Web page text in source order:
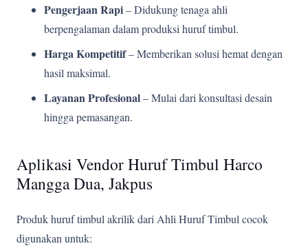
Pengerjaan Rapi– Didukung tenaga ahli
berpengalaman dalam produksi huruf timbul.
Harga Kompetitif– Memberikan solusi hemat dengan
hasil maksimal.
Layanan Profesional– Mulai dari konsultasi desain
hingga pemasangan.
Aplikasi Vendor Huruf Timbul Harco
Mangga Dua, Jakpus
Produk huruf timbul akrilik dari Ahli Huruf Timbul cocok
digunakan untuk: